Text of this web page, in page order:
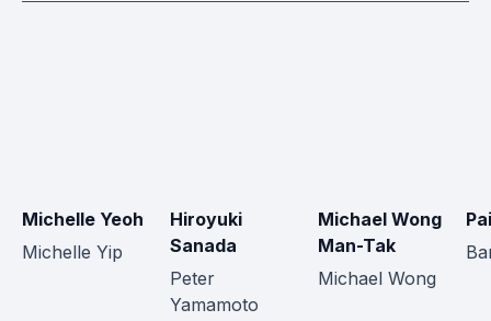
Michelle Yeoh
Michelle Yip
Hiroyuki
Sanada
Peter
Yamamoto
Michael Wong
Man-Tak
Michael Wong